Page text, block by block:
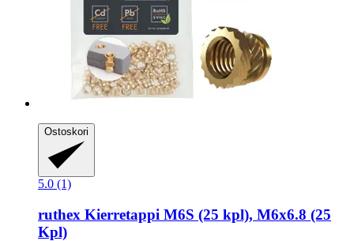
Ostoskori
5.0 (1)
ruthex Kierretappi M6S (25 kpl), M6x6.8 (25
Kpl)